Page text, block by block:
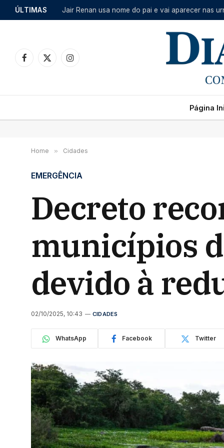
ÚLTIMAS Jair Renan usa nome do pai e vai aparecer nas
Facebook
X
Instagram
Página
Home » Cidades
EMERGÊNCIA
Decreto
municípios
devido à
02/10/2025, 10:43 CIDADES
WhatsApp Facebook Twitter